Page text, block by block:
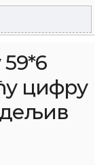
цифру
дељив